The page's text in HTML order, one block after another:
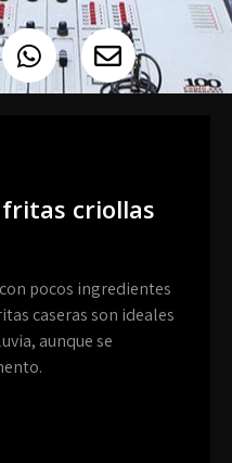
criollas
pocos ingredientes
caseras son ideales
aunque se